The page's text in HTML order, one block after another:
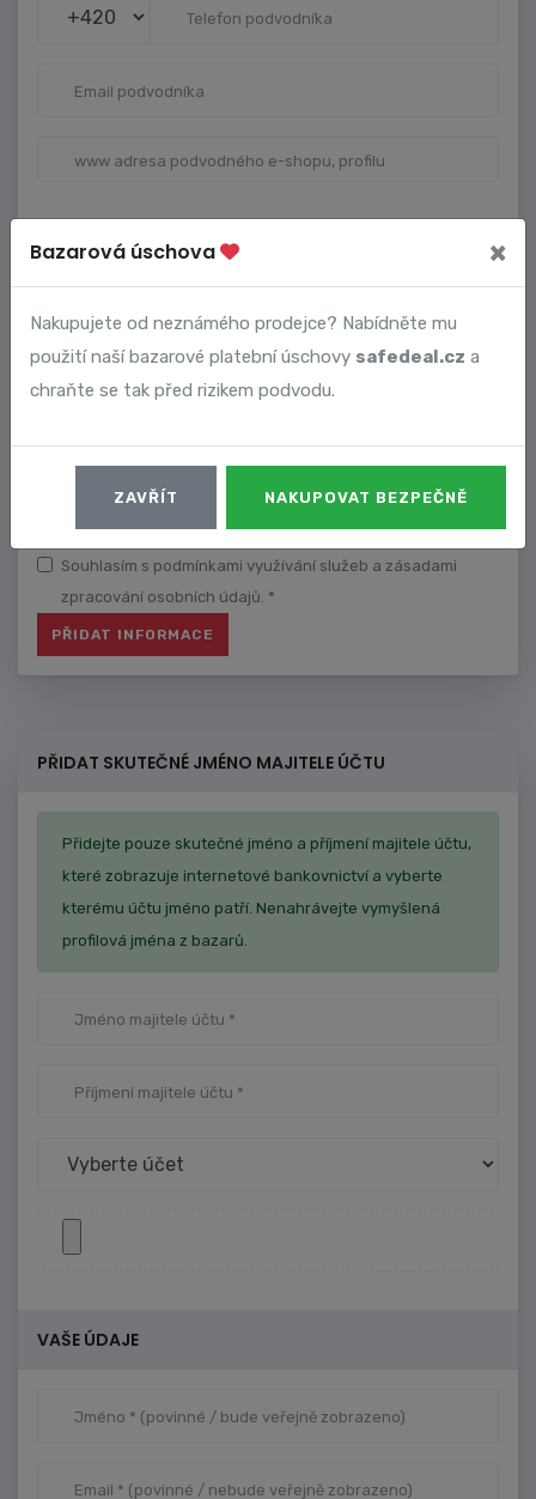
VAŠE ÚDAJE
Dostávat upozornění na nové komentáře.
Souhlasím s podmínkami využívání služeb a zásadami
zpracování osobních údajů. *
PŘIDAT SKUTEČNÉ JMÉNO MAJITELE ÚČTU
Přidejte pouze skutečné jméno a příjmení majitele účtu,
které zobrazuje internetové bankovnictví a vyberte
kterému účtu jméno patří. Nenahrávejte vymyšlená
profilová jména z bazarů.
VAŠE ÚDAJE
Bazarová úschova ×
Nakupujete od neznámého prodejce? Nabídněte mu
použití naší bazarové platební úschovy safedeal.cz a
chraňte se tak před rizikem podvodu.
ZAVŘÍT NAKUPOVAT BEZPEČNĚ